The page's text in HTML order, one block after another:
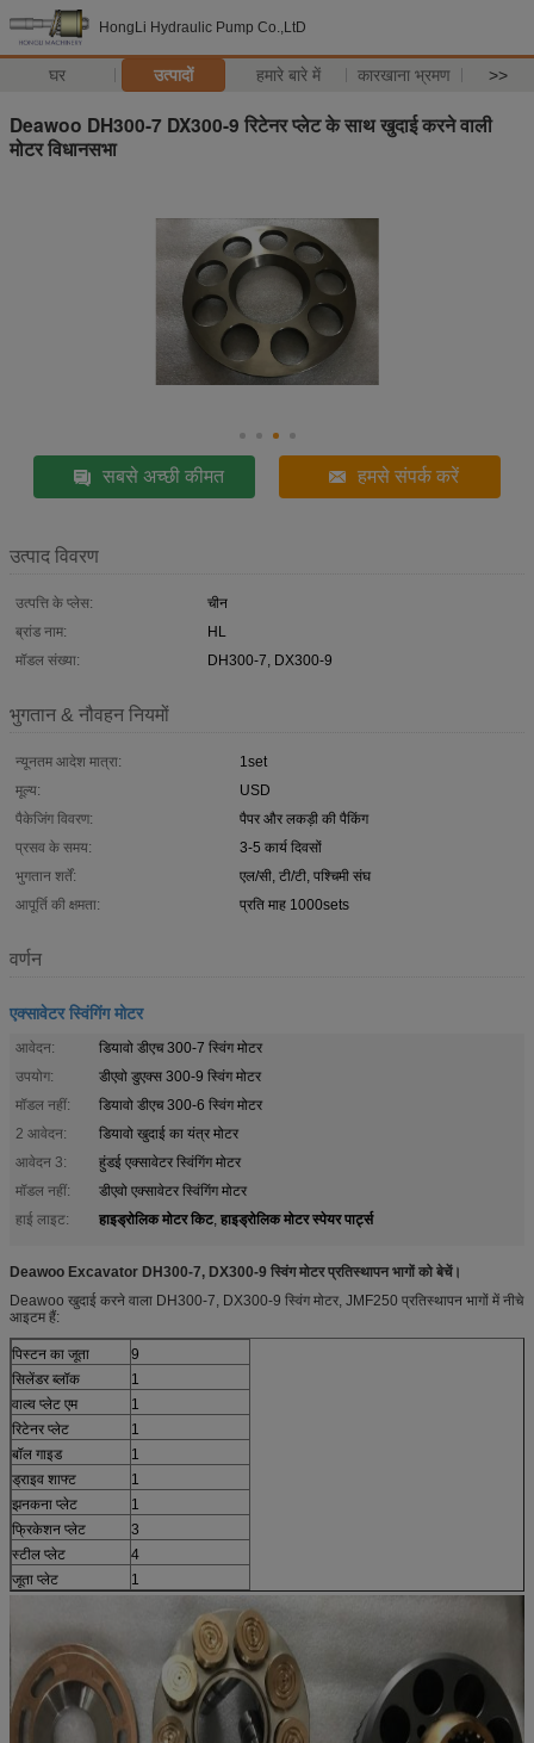
HongLi Hydraulic Pump Co.,LtD
घर उत्पादों हमारे बारे में कारखाना भ्रमण >>
Deawoo DH300-7 DX300-9 रिटेनर प्लेट के साथ खुदाई करने वाली
मोटर विधानसभा
सबसे अच्छी कीमत हमसे संपर्क करें
उत्पाद विवरण
उत्पत्ति के प्लेस:
चीन
ब्रांड नाम:
HL
मॉडल संख्या:
DH300-7, DX300-9
भुगतान & नौवहन नियमों
न्यूनतम आदेश मात्रा:
1set
मूल्य:
USD
पैकेजिंग विवरण:
पैपर और लकड़ी की पैकिंग
प्रसव के समय:
3-5 कार्य दिवसों
भुगतान शर्तें:
एल/सी, टी/टी, पश्चिमी संघ
आपूर्ति की क्षमता:
प्रति माह 1000sets
वर्णन
एक्सावेटर स्विंगिंग मोटर
आवेदन:
डियावो डीएच 300-7 स्विंग मोटर
उपयोग:
डीएवो डुएक्स 300-9 स्विंग मोटर
मॉडल नहीं:
डियावो डीएच 300-6 स्विंग मोटर
2 आवेदन:
डियावो खुदाई का यंत्र मोटर
आवेदन 3:
हुंडई एक्सावेटर स्विंगिंग मोटर
मॉडल नहीं:
डीएवो एक्सावेटर स्विंगिंग मोटर
हाई लाइट:
हाइड्रोलिक मोटर किट, हाइड्रोलिक मोटर स्पेयर पार्ट्स
Deawoo Excavator DH300-7, DX300-9 स्विंग मोटर प्रतिस्थापन भागों को बेचें।
Deawoo खुदाई करने वाला DH300-7, DX300-9 स्विंग मोटर, JMF250 प्रतिस्थापन भागों में नीचे
आइटम हैं:
पिस्टन का जूता
9
सिलेंडर ब्लॉक
1
वाल्व प्लेट एम
1
रिटेनर प्लेट
1
बॉल गाइड
1
ड्राइव शाफ्ट
1
झनकना प्लेट
1
फ्रिकेशन प्लेट
3
स्टील प्लेट
4
जूता प्लेट
1